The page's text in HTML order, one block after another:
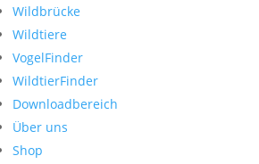
Wildbrücke
Wildtiere
VogelFinder
WildtierFinder
Downloadbereich
Über uns
Shop